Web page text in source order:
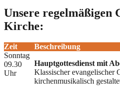
Unsere regelmäßigen
Kirche:
Zeit
Beschreibung
Sonntag
09.30
Uhr
Hauptgottesdienst mit
Klassischer evangelischer
kirchenmusikalisch